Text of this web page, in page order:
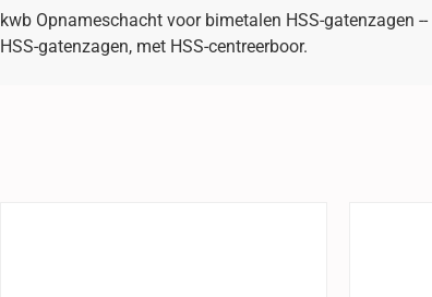
kwb Opnameschacht voor bimetalen HSS-gatenzagen
HSS-gatenzagen, met HSS-centreerboor.